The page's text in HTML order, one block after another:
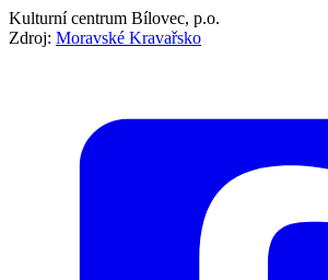
Kulturní centrum Bílovec, p.o.
Zdroj: Moravské Kravařsko